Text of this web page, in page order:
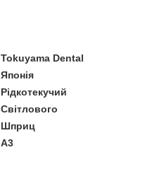
Tokuyama Dental
Японія
Рідкотекучий
Світлового
Шприц
A3